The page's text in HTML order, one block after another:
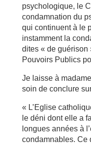
psychologique, le
condamnation du
qui continuent à le
instamment la
dites « de guérison
Pouvoirs Publics
Je laisse à
soin de conclure
« L’Eglise
le déni dont elle a
longues années à
condamnables. Ce